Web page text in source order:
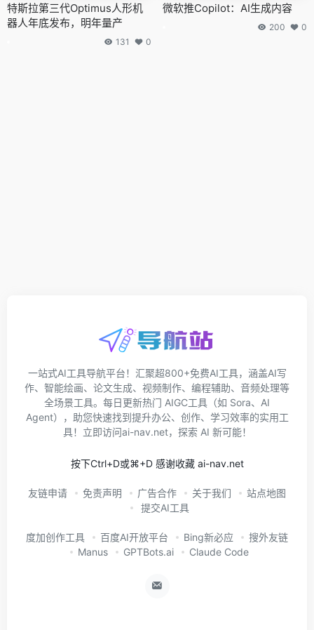
特斯拉第三代Optimus人形机
器人年底发布，明年量产
131 0
微软推Copilot：AI生成内容
200 0
一站式AI工具导航平台！汇聚超800+免费AI工具，涵盖AI写
作、智能绘画、论文生成、视频制作、编程辅助、音频处理等
全场景工具。每日更新热门 AIGC工具（如 Sora、AI
Agent），助您快速找到提升办公、创作、学习效率的实用工
具！立即访问ai-nav.net，探索 AI 新可能！
按下Ctrl+D或⌘+D 感谢收藏 ai-nav.net
友链申请 免责声明 广告合作 关于我们
站点地图
提交AI工具
度加创作工具 百度AI开放平台 Bing新必应
搜外友链
Manus
GPTBots.ai Claude Code